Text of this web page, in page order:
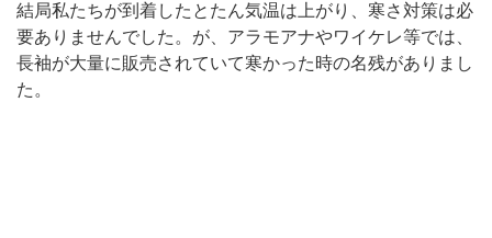
結局私たちが到着したとたん気温は上がり、寒さ対策は必
要ありませんでした。が、アラモアナやワイケレ等では、
長袖が大量に販売されていて寒かった時の名残がありまし
た。